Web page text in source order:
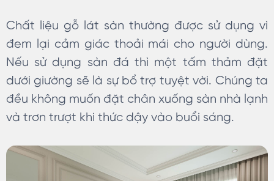
Chất liệu gỗ lát sàn thường được sử dụng vì
đem lại cảm giác thoải mái cho người dùng.
Nếu sử dụng sàn đá thì một tấm thảm đặt
dưới giường sẽ là sự bổ trợ tuyệt vời. Chúng ta
đều không muốn đặt chân xuống sàn nhà lạnh
và trơn trượt khi thức dậy vào buổi sáng.